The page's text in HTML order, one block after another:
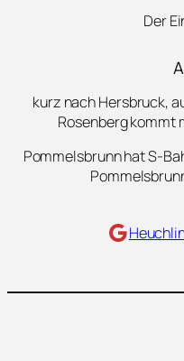
Der
kurz nach Hersbruck,
Rosenberg kommt
Pommelsbrunn hat S-
Maps